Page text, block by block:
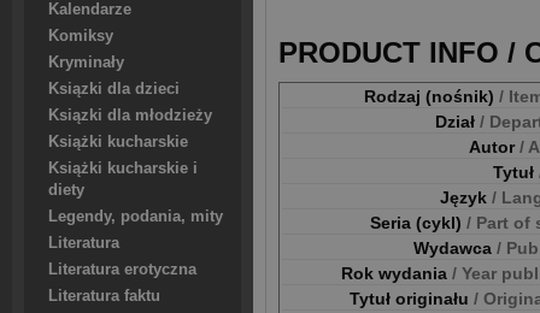
Kalendarze
Komiksy
Kryminały
Ksiązki dla dzieci
Ksiązki dla młodzieży
Książki kucharskie
Książki kucharskie i
diety
Legendy, podania, mity
Literatura
Literatura erotyczna
Literatura faktu
PRODUCT INFO /
Rodzaj (nośnik) /
Dział /
Autor/
Tytuł
Język /
Seria (cykl) / Part of
Wydawca /
Rok wydania / Year
Tytuł originału /